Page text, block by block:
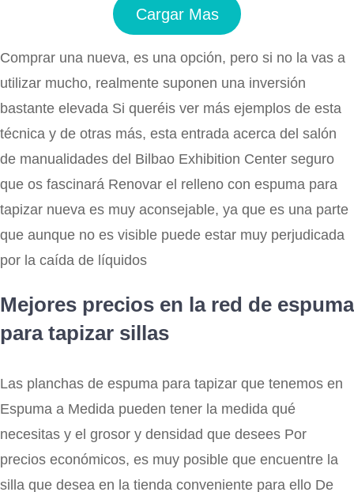
Cargar Mas
Comprar una nueva, es una opción, pero si no la vas a
utilizar mucho, realmente suponen una inversión
bastante elevada Si queréis ver más ejemplos de esta
técnica y de otras más, esta entrada acerca del salón
de manualidades del Bilbao Exhibition Center seguro
que os fascinará Renovar el relleno con espuma para
tapizar nueva es muy aconsejable, ya que es una parte
que aunque no es visible puede estar muy perjudicada
por la caída de líquidos
Mejores precios en la red de espuma
para tapizar sillas
Las planchas de espuma para tapizar que tenemos en
Espuma a Medida pueden tener la medida qué
necesitas y el grosor y densidad que desees Por
precios económicos, es muy posible que encuentre la
silla que desea en la tienda conveniente para ello De